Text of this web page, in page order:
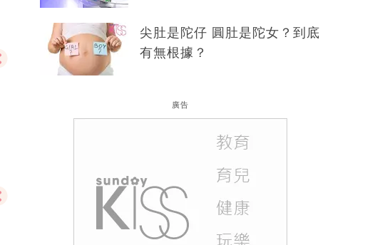
尖肚是陀仔 圓肚是陀女？到底
有無根據？
廣告